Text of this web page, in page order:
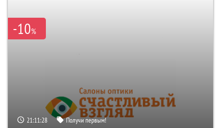
-10%
21:11:28 Получи первым!